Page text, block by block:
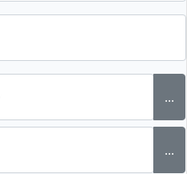
...
...